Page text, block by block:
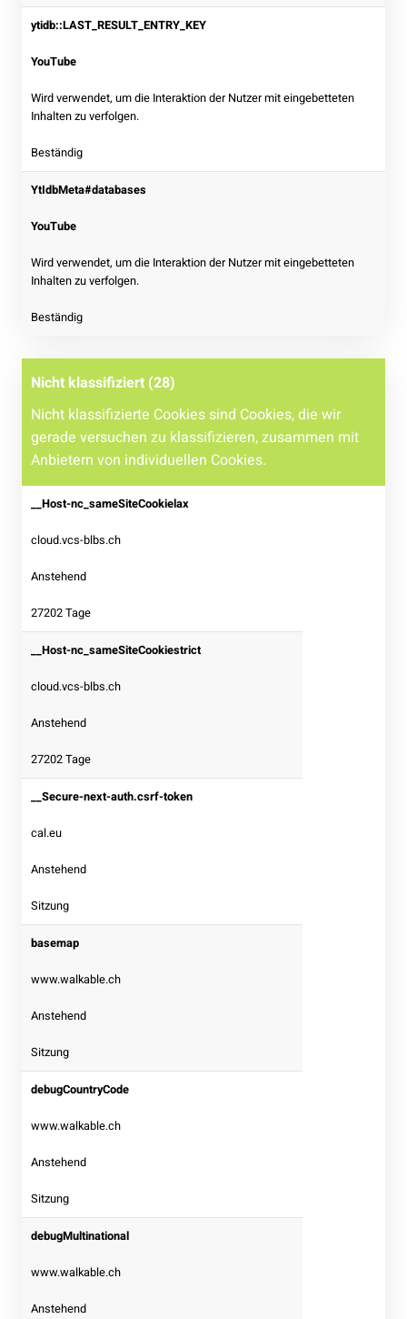
ytidb::LAST_RESULT_ENTRY_KEY
YouTube
Wird verwendet, um die Interaktion der Nutzer mit eingebetteten
Inhalten zu verfolgen.
Beständig
YtIdbMeta#databases
YouTube
Wird verwendet, um die Interaktion der Nutzer mit eingebetteten
Inhalten zu verfolgen.
Beständig
Nicht klassifiziert (28)
Nicht klassifizierte Cookies sind Cookies, die wir
gerade versuchen zu klassifizieren, zusammen mit
Anbietern von individuellen Cookies.
__Host-nc_sameSiteCookielax
cloud.vcs-blbs.ch
Anstehend
27202 Tage
__Host-nc_sameSiteCookiestrict
cloud.vcs-blbs.ch
Anstehend
27202 Tage
__Secure-next-auth.csrf-token
cal.eu
Anstehend
Sitzung
basemap
www.walkable.ch
Anstehend
Sitzung
debugCountryCode
www.walkable.ch
Anstehend
Sitzung
debugMultinational
www.walkable.ch
Anstehend